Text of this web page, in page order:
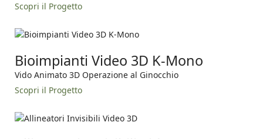
Scopri il Progetto
Bioimpianti Video 3D K-Mono
Vido Animato 3D Operazione al Ginocchio
Scopri il Progetto